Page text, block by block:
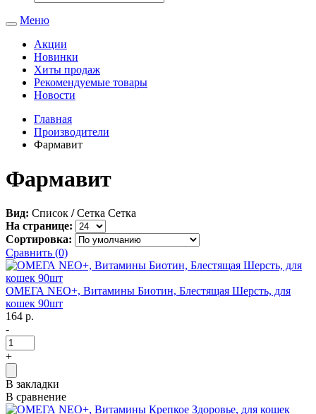
Toggle
navigation
Меню
Акции
Новинки
Хиты продаж
Рекомендуемые товары
Новости
Главная
Производители
Фармавит
Фармавит
Вид: Список / Сетка Сетка
На странице:
Сортировка:
Сравнить (0)
ОМЕГА NEO+, Витамины Биотин, Блестящая Шерсть, для
кошек 90шт
164 р.
-
+
В закладки
В сравнение